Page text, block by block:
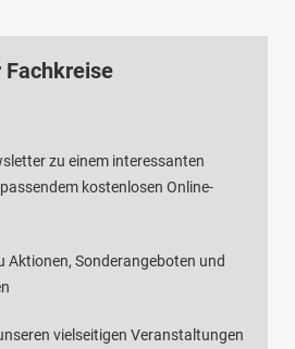
zu einem interessanten
kostenlosen Online-
Aktionen, Sonderangeboten und
vielseitigen Veranstaltungen